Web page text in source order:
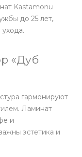
Kastamonu
до 25 лет,
ухода.
«Дуб
гармонируют
Ламинат
и
эстетика и